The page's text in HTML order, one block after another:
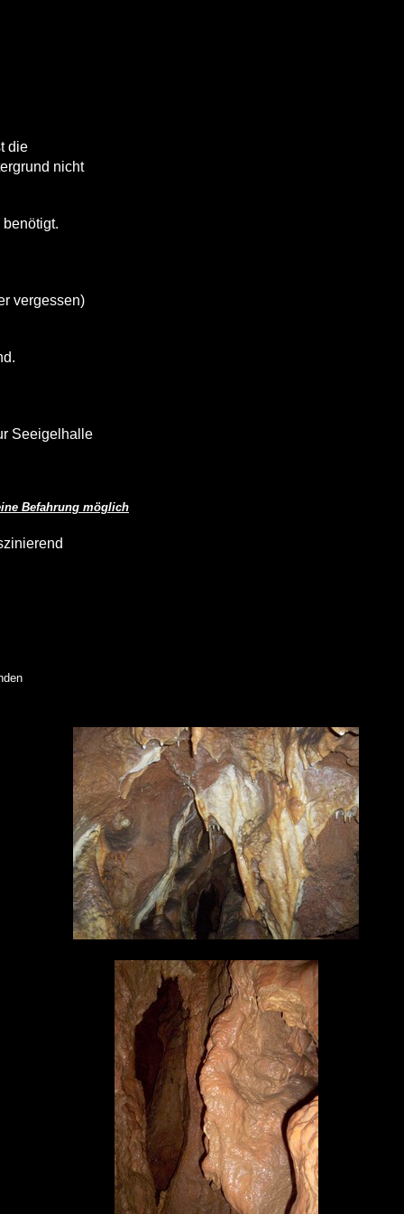
die
nicht
vergessen)
Seeigelhalle
Befahrung möglich